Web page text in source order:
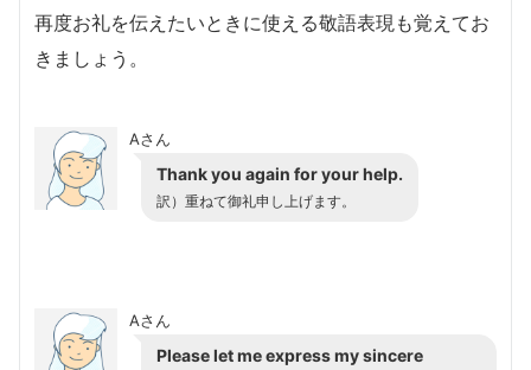
再度お礼を伝えたいときに使える敬語表現も覚えてお
きましょう。
Aさん
Thank you again for your help.
訳）重ねて御礼申し上げます。
Aさん
Please let me express my sincere